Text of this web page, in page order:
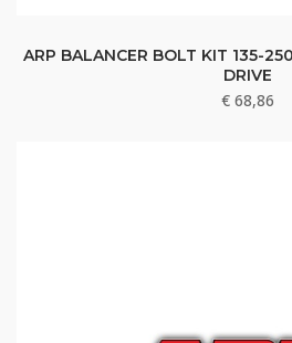
ARP BALANCER BOLT KIT 135-
DRIVE
€ 68,86